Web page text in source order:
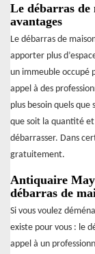
Le débarras de
avantages
Le débarras de
apporter plus
un immeuble occupé
appel à des
plus besoin quels
que soit la quantité et
débarrasser. Dans
gratuitement.
Antiquaire
débarras de
Si vous voulez
existe pour vous : le
appel à un